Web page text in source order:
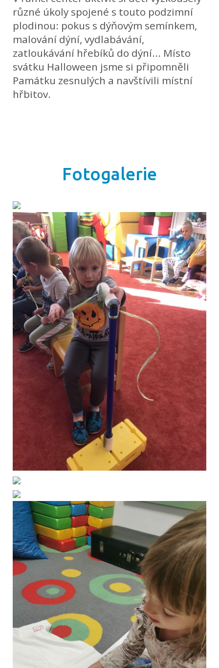
různé úkoly spojené s touto podzimní
plodinou: pokus s dýňovým semínkem,
malování dýní, vydlabávání,
zatloukávání hřebíků do dýní... Místo
svátku Halloween jsme si připomněli
Památku zesnulých a navštívili místní
hřbitov.
Fotogalerie